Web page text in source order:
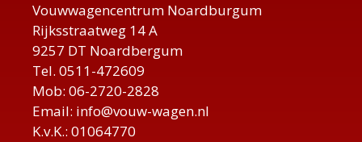
Vouwwagencentrum Noardburgum
Rijksstraatweg 14 A
9257 DT Noardbergum
Tel. 0511-472609
Mob: 06-2720-2828
Email: info@vouw-wagen.nl
K.v.K.: 01064770